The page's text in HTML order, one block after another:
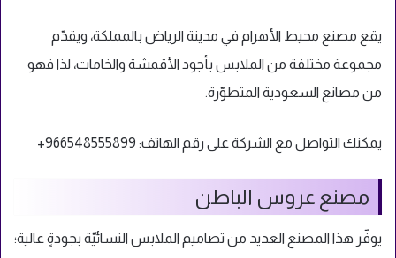
يقع مصنع محيط الأهرام في مدينة الرياض بالمملكة، ويقدّم
مجموعة مختلفة من الملابس بأجود الأقمشة والخامات، لذا فهو
من مصانع السعودية المتطوّرة.
يمكنك التواصل مع الشركة على رقم الهاتف:
مصنع عروس الباطن
يوفّر هذا المصنع العديد من تصاميم الملابس النسائيّة بجودةٍ عالية؛